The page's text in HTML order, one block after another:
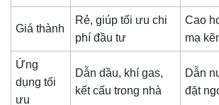
Giá thành
Rẻ, giúp tối ưu chi
phí đầu tư
Cao
mạ
Ứng
dụng tối
ưu
Dẫn dầu, khí gas,
kết cấu trong nhà
Dẫn
đặt